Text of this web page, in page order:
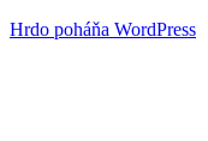
Hrdo poháňa WordPress